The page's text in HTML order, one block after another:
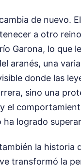
de nuevo.
a otro
Garona, lo que
aranés, una
donde las
sino una
el
logrado
la historia
transformó la